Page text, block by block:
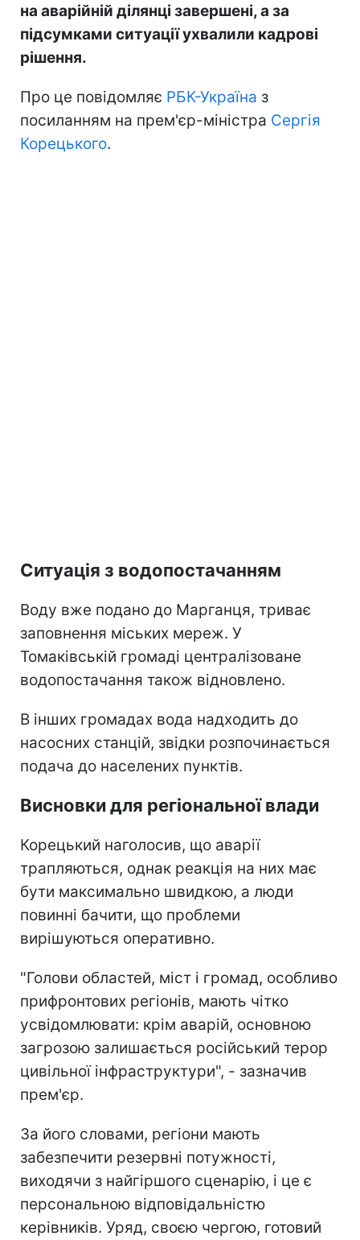
на аварійній ділянці завершені, а за
підсумками ситуації ухвалили кадрові
рішення.
Про це повідомляє РБК-Україна з
посиланням на прем'єр-міністра Сергія
Корецького.
Ситуація з водопостачанням
Воду вже подано до Марганця, триває
заповнення міських мереж. У
Томаківській громаді централізоване
водопостачання також відновлено.
В інших громадах вода надходить до
насосних станцій, звідки розпочинається
подача до населених пунктів.
Висновки для регіональної влади
Корецький наголосив, що аварії
трапляються, однак реакція на них має
бути максимально швидкою, а люди
повинні бачити, що проблеми
вирішуються оперативно.
"Голови областей, міст і громад, особливо
прифронтових регіонів, мають чітко
усвідомлювати: крім аварій, основною
загрозою залишається російський терор
цивільної інфраструктури", - зазначив
прем'єр.
За його словами, регіони мають
забезпечити резервні потужності,
виходячи з найгіршого сценарію, і це є
персональною відповідальністю
керівників. Уряд, своєю чергою, готовий